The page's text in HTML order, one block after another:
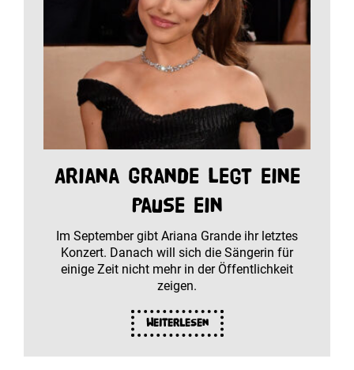
Ariana Grande legt eine
Pause ein
Im September gibt Ariana Grande ihr letztes
Konzert. Danach will sich die Sängerin für
einige Zeit nicht mehr in der Öffentlichkeit
zeigen.
Weiterlesen